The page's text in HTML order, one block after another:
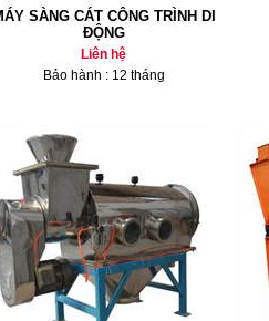
SÀNG CÁT CÔNG TRÌNH DI
ĐỘNG
Liên hệ
Bảo hành : 12 tháng